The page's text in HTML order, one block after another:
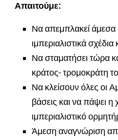
Απαιτούμε:
Να απεμπλακεί
ιμπεριαλιστικά
Να σταματήσει τώρα
κράτος- τρομοκράτη
Να κλείσουν όλες οι
βάσεις και να πάψει η
ιμπεριαλιστικό
Άμεση αναγνώριση